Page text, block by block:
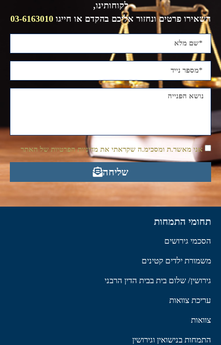
לקוחותינו,
השאירו פרטים ונחזור אליכם בהקדם או חייגו 03-6163010
אני מאשר.ת ומסכימ.ה שקראתי את מדיניות הפרטיות של האתר
שליחה
תחומי התמחות
הסכמי גירושים
משמורת ילדים קטינים
גירושין/ שלום בית בבית הדין הרבני
עריכת צוואות
צוואות
התמחות בנישואין וגירושין